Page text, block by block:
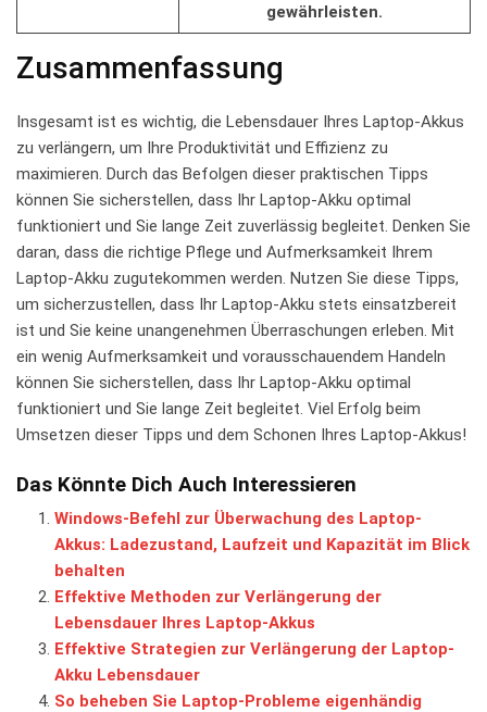
‌gewährleisten.
Zusammenfassung
Insgesamt ist es wichtig, die Lebensdauer Ihres ⁢Laptop-Akkus
zu verlängern, um ‍Ihre Produktivität‍ und Effizienz zu
maximieren. Durch ‍das Befolgen dieser ​praktischen Tipps
‌können⁢ Sie⁤ sicherstellen, dass Ihr ⁢Laptop-Akku optimal
funktioniert ‌und Sie⁢ lange Zeit zuverlässig begleitet. ‌Denken Sie
daran, ⁤dass die richtige Pflege⁢ und Aufmerksamkeit‌ Ihrem
Laptop-Akku zugutekommen werden. ⁢Nutzen Sie diese Tipps,
um ⁢sicherzustellen, dass Ihr​ Laptop-Akku‌ stets einsatzbereit
ist und Sie keine unangenehmen Überraschungen ⁢erleben. Mit
ein wenig Aufmerksamkeit ‌und vorausschauendem⁢ Handeln
⁣können Sie sicherstellen,⁢ dass⁢ Ihr Laptop-Akku ⁣optimal
funktioniert⁣ und Sie⁣ lange⁤ Zeit‌ begleitet. Viel⁣ Erfolg beim
⁢Umsetzen dieser​ Tipps ​und dem Schonen ⁣Ihres Laptop-Akkus!
Das Könnte Dich Auch Interessieren
Windows-Befehl zur Überwachung des Laptop-
Akkus: Ladezustand, Laufzeit und Kapazität im Blick
behalten
Effektive Methoden zur Verlängerung der
Lebensdauer Ihres Laptop-Akkus
Effektive Strategien zur Verlängerung der Laptop-
Akku Lebensdauer
So beheben Sie Laptop-Probleme eigenhändig